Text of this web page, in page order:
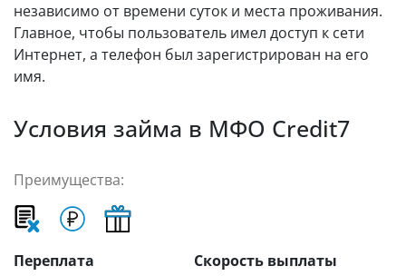
независимо от времени суток и места проживания.
Главное, чтобы пользователь имел доступ к сети
Интернет, а телефон был зарегистрирован на его
имя.
Условия займа в МФО Credit7
Преимущества:
Переплата
Скорость выплаты